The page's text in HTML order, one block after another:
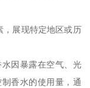
，展现特定地区或历
因暴露在空气、光
香水的使用量，通